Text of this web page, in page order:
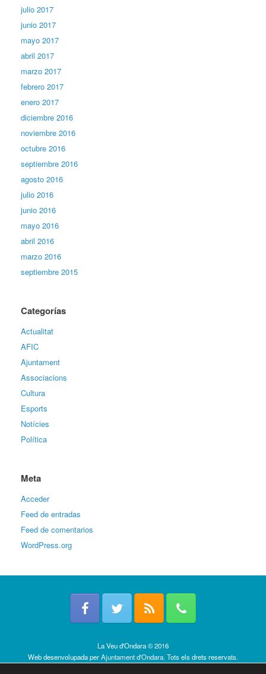
julio 2017
junio 2017
mayo 2017
abril 2017
marzo 2017
febrero 2017
enero 2017
diciembre 2016
noviembre 2016
octubre 2016
septiembre 2016
agosto 2016
julio 2016
junio 2016
mayo 2016
abril 2016
marzo 2016
septiembre 2015
Categorías
Actualitat
AFIC
Ajuntament
Associacions
Cultura
Esports
Notícies
Política
Meta
Acceder
Feed de entradas
Feed de comentarios
WordPress.org
La Veu d'Ondara © 2016
Web desenvolupada perAjuntament d'Ondara. Tots els drets reservats.